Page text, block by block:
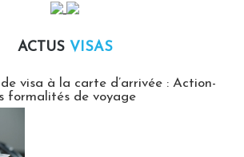
ACTUS VISAS
visa à la carte d’arrivée : Action-
formalités de voyage